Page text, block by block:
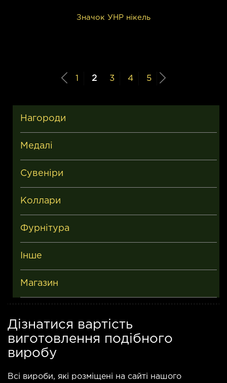
Значок УНР нікель
1 2 3 4 5
Нагороди
Медалі
Сувеніри
Коллари
Фурнітура
Інше
Магазин
Дізнатися вартість
виготовлення подібного
виробу
Всі вироби, які розміщені на сайті нашого